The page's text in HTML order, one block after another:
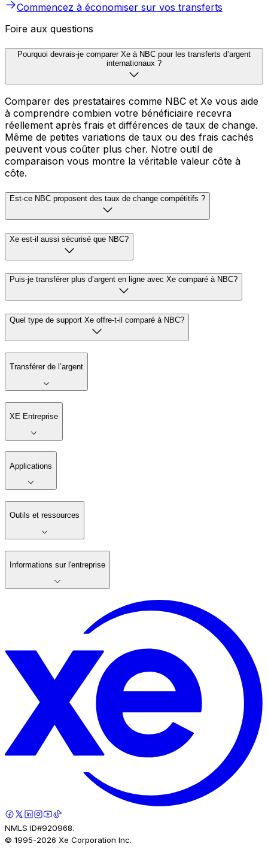
Commencez à économiser sur vos transferts
Foire aux questions
Pourquoi devrais-je comparer Xe à NBC pour les transferts d’argent
internationaux ?
Comparer des prestataires comme NBC et Xe vous aide
à comprendre combien votre bénéficiaire recevra
réellement après frais et différences de taux de change.
Même de petites variations de taux ou des frais cachés
peuvent vous coûter plus cher. Notre outil de
comparaison vous montre la véritable valeur côte à
côte.
Est-ce NBC proposent des taux de change compétitifs ?
Xe est-il aussi sécurisé que NBC?
Puis-je transférer plus d’argent en ligne avec Xe comparé à NBC?
Quel type de support Xe offre-t-il comparé à NBC?
Transférer de l’argent
XE Entreprise
Applications
Outils et ressources
Informations sur l'entreprise
NMLS ID#920968.
© 1995-2026 Xe Corporation Inc.